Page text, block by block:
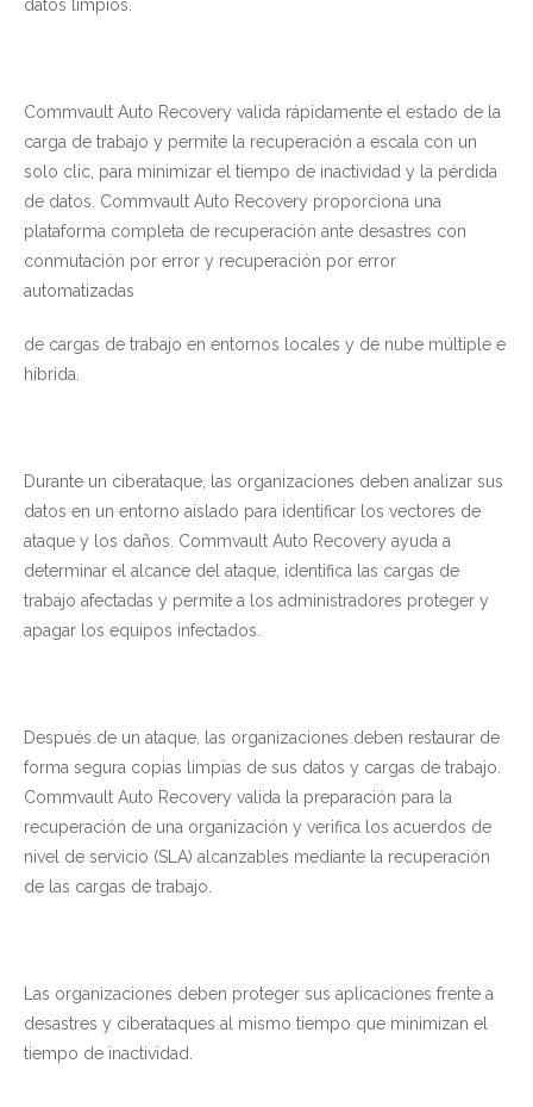
datos limpios.
Commvault Auto Recovery valida rápidamente el estado de la
carga de trabajo y permite la recuperación a escala con un
solo clic, para minimizar el tiempo de inactividad y la pérdida
de datos. Commvault Auto Recovery proporciona una
plataforma completa de recuperación ante desastres con
conmutación por error y recuperación por error
automatizadas
de cargas de trabajo en entornos locales y de nube múltiple e
híbrida.
Durante un ciberataque, las organizaciones deben analizar sus
datos en un entorno aislado para identificar los vectores de
ataque y los daños. Commvault Auto Recovery ayuda a
determinar el alcance del ataque, identifica las cargas de
trabajo afectadas y permite a los administradores proteger y
apagar los equipos infectados.
Después de un ataque, las organizaciones deben restaurar de
forma segura copias limpias de sus datos y cargas de trabajo.
Commvault Auto Recovery valida la preparación para la
recuperación de una organización y verifica los acuerdos de
nivel de servicio (SLA) alcanzables mediante la recuperación
de las cargas de trabajo.
Las organizaciones deben proteger sus aplicaciones frente a
desastres y ciberataques al mismo tiempo que minimizan el
tiempo de inactividad.